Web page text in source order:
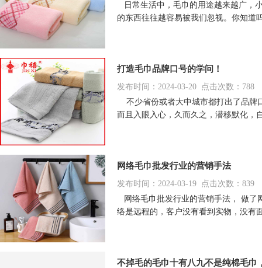
日常生活中，毛巾的用途越来越广，
的东西往往越容易被我们忽视。你知道
打造毛巾品牌口号的学问！
发布时间：2024-03-20 点击次数：788
不少省份或者大中城市都打出了品
而且入眼入心，久而久之，潜移默化，
网络毛巾批发行业的营销手法
发布时间：2024-03-19 点击次数：839
网络毛巾批发行业的营销手法， 做了
络是远程的，客户没有看到实物，没有
不掉毛的毛巾十有八九不是纯棉毛巾